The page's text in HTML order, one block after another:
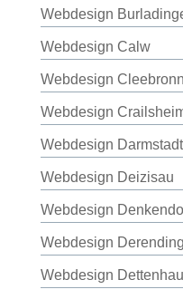
Webdesign
Webdesign Calw
Webdesign Cleebronn
Webdesign
Webdesign Darmstadt
Webdesign Deizisau
Webdesign
Webdesign
Webdesign